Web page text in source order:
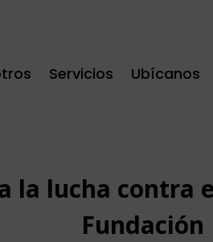
Servicios Ubícanos
la lucha contra
Fundación